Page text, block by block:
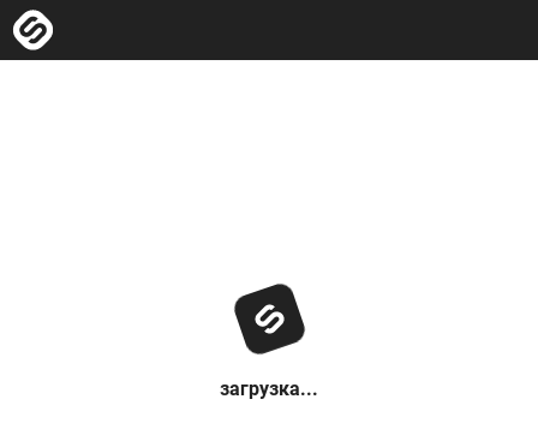
загрузка...